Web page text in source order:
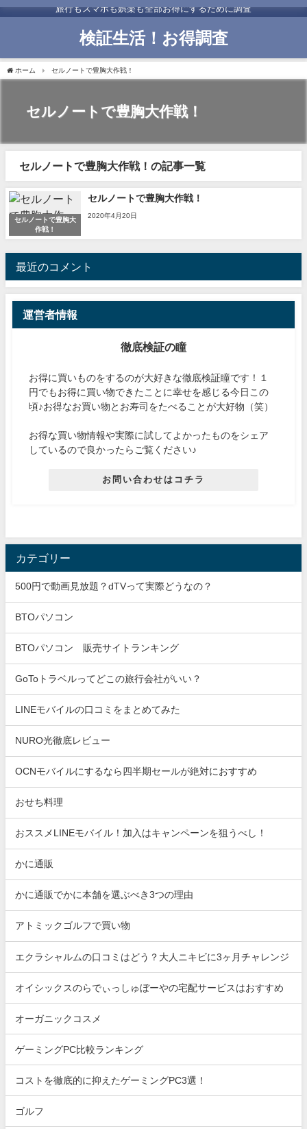
旅行もスマホも娯楽も全部お得にするために調査
検証生活！お得調査
ホーム セルノートで豊胸大作戦！
セルノートで豊胸大作戦！
セルノートで豊胸大作戦！の記事一覧
セルノートで豊胸大
作戦！
セルノートで豊胸大作戦！
2020年4月20日
最近のコメント
運営者情報
徹底検証の瞳
お得に買いものをするのが大好きな徹底検証瞳です！１
円でもお得に買い物できたことに幸せを感じる今日この
頃♪お得なお買い物とお寿司をたべることが大好物（笑）
お得な買い物情報や実際に試してよかったものをシェア
しているので良かったらご覧ください♪
お問い合わせはコチラ
カテゴリー
500円で動画見放題？dTVって実際どうなの？
BTOパソコン
BTOパソコン 販売サイトランキング
GoToトラベルってどこの旅行会社がいい？
LINEモバイルの口コミをまとめてみた
NURO光徹底レビュー
OCNモバイルにするなら四半期セールが絶対におすすめ
おせち料理
おススメLINEモバイル！加入はキャンペーンを狙うべし！
かに通販
かに通販でかに本舗を選ぶべき3つの理由
アトミックゴルフで買い物
エクラシャルムの口コミはどう？大人ニキビに3ヶ月チャレンジ
オイシックスのらでぃっしゅぼーやの宅配サービスはおすすめ
オーガニックコスメ
ゲーミングPC比較ランキング
コストを徹底的に抑えたゲーミングPC3選！
ゴルフ